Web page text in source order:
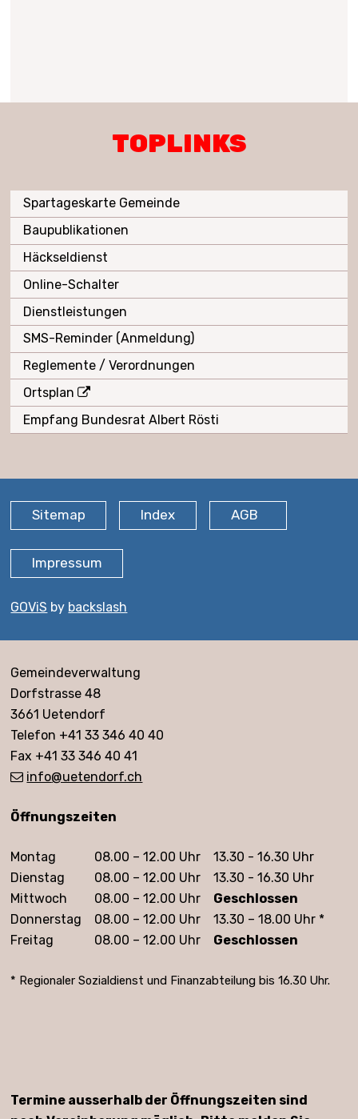
TOPLINKS
Spartageskarte Gemeinde
Baupublikationen
Häckseldienst
Online-Schalter
Dienstleistungen
SMS-Reminder (Anmeldung)
Reglemente / Verordnungen
Ortsplan
Empfang Bundesrat Albert Rösti
FOOTER
Sitemap Index AGB
Impressum
GOViS by backslash
Adresse
Gemeindeverwaltung
Dorfstrasse 48
3661 Uetendorf
Telefon +41 33 346 40 40
Fax +41 33 346 40 41
info@uetendorf.ch
Öffnungszeiten
Öffnungszeiten
Montag 08.00 – 12.00 Uhr
13.30 - 16.30 Uhr
Dienstag
08.00 – 12.00 Uhr
13.30 - 16.30 Uhr
Mittwoch
08.00 – 12.00 Uhr
Geschlossen
Donnerstag
08.00 – 12.00 Uhr
13.30 – 18.00 Uhr *
Freitag
08.00 – 12.00 Uhr Geschlossen
* Regionaler Sozialdienst und Finanzabteilung bis 16.30 Uhr.
Termine ausserhalb der Öffnungszeiten sind